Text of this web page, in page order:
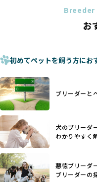
法令レベルの最低基準に
ものに過ぎず、ワンちゃ
少なくなく、消費者にと
さらに、書類審査のみで
際の飼育環境やブリーダ
す。こうしたサイトでは
あり、実際の現場や日々
利優先の「悪徳ブリーダ
す。
BreederFamiliesでは、ワ
ーダー」のみを紹介する
設け、ブリーダーの理念
ています。
に断尾（しっぽを切る）
ことがあります。
これは痛みを伴う処置で
手段でもあるため、切断
ヨーロッパ諸国ではこう
日本ではいまだ行われる
優良ブリーダーは動物福
を大切にするため断尾・
一方、営利優先ブリーダ
ことを理由に断尾や断耳
で処置するケースも見受け
「耳やしっぽを切らない」
犬種ごとに異なる健康リ
Breeder
お
初めてペットを飼う方にお
ブリーダーと
犬のブリーダ
わかりやすく
悪徳ブリーダ
ブリーダーの